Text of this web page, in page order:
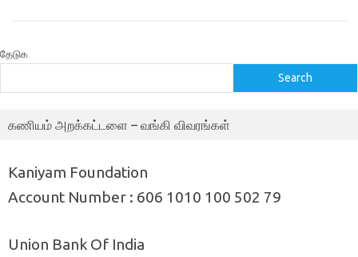
தேடுக
Search
கணியம் அறக்கட்டளை – வங்கி விவரங்கள்
Kaniyam Foundation
Account Number : 606 1010 100 502 79
Union Bank Of India